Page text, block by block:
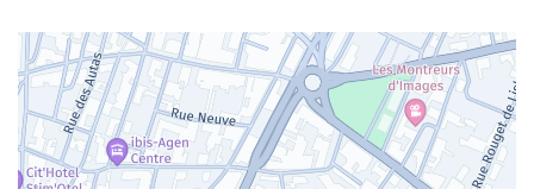
d'ouverture
du
centre
AUTOSUR
AGEN